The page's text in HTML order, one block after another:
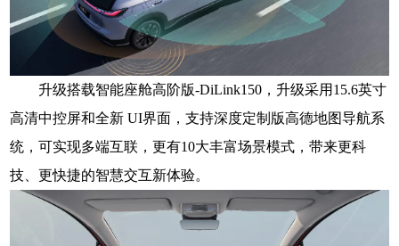
升级搭载智能座舱高阶版-DiLink150，升级采用15.6英寸
高清中控屏和全新 UI界面，支持深度定制版高德地图导航系
统，可实现多端互联，更有10大丰富场景模式，带来更科
技、更快捷的智慧交互新体验。